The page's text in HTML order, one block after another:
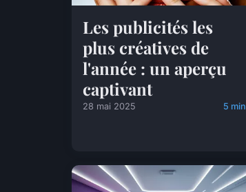
Les publicités les
plus créatives de
l'année : un aperçu
captivant
28 mai 2025 5 min